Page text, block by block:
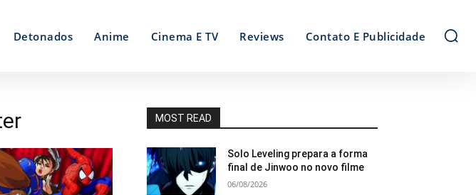
Detonados Anime Cinema E TV Reviews Contato E Publicidade
MOST READ
Solo Leveling prepara a forma
final de Jinwoo no novo filme
06/08/2026